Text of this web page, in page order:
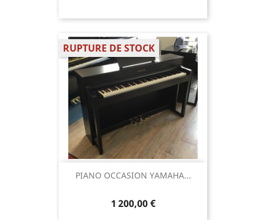
PIANO OCCASION YAMAHA...
1 200,00 €
RUPTURE DE STOCK